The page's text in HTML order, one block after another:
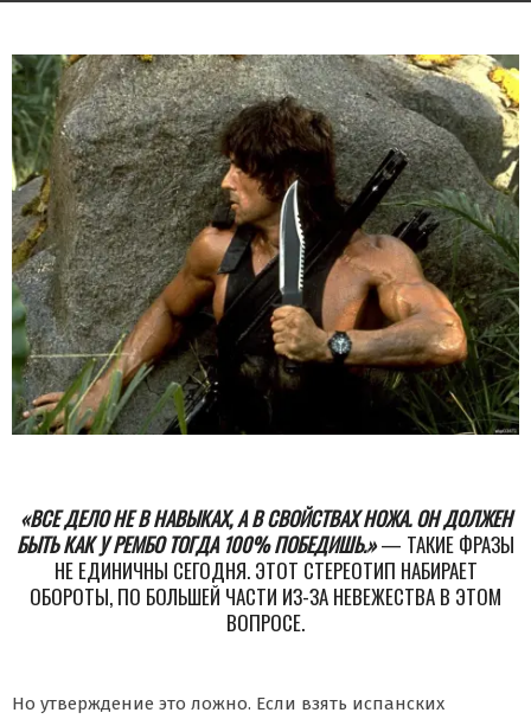
«ВСЕ ДЕЛО НЕ В НАВЫКАХ, А В СВОЙСТВАХ НОЖА. ОН ДОЛЖЕН
БЫТЬ КАК У РЕМБО ТОГДА 100% ПОБЕДИШЬ.»— ТАКИЕ ФРАЗЫ
НЕ ЕДИНИЧНЫ СЕГОДНЯ. ЭТОТ СТЕРЕОТИП НАБИРАЕТ
ОБОРОТЫ, ПО БОЛЬШЕЙ ЧАСТИ ИЗ-ЗА НЕВЕЖЕСТВА В ЭТОМ
ВОПРОСЕ.
Но утверждение это ложно. Если взять испанских